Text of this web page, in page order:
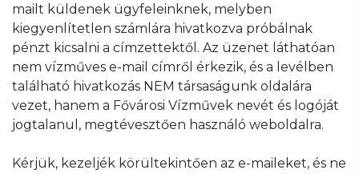
mailt küldenek ügyfeleinknek, melyben
kiegyenlítetlen számlára hivatkozva próbálnak
pénzt kicsalni a címzettektől. Az üzenet láthatóan
nem vízműves e-mail címről érkezik, és a levélben
található hivatkozás NEM társaságunk oldalára
vezet, hanem a Fővárosi Vízművek nevét és logóját
jogtalanul, megtévesztően használó weboldalra.
Kérjük, kezeljék körültekintően az e-maileket, és ne